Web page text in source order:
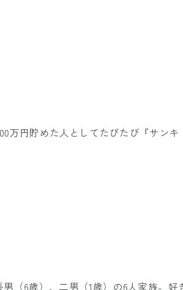
万円貯めた人としてたびたび『サンキ
（6歳）、二男（1歳）の6人家族。好